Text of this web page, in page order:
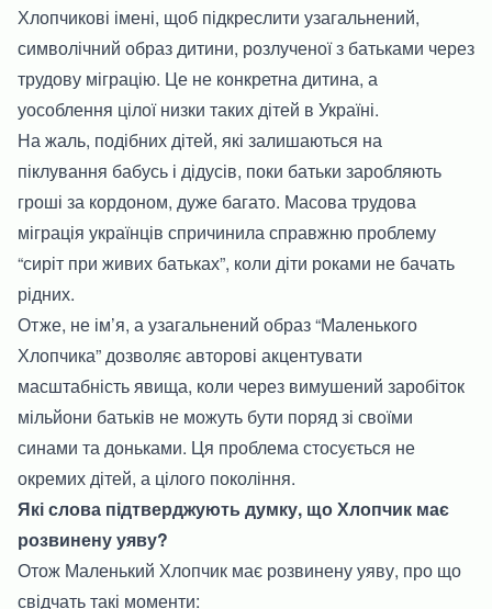
Хлопчикові імені, щоб підкреслити узагальнений,
символічний образ дитини, розлученої з батьками через
трудову міграцію. Це не конкретна дитина, а
уособлення цілої низки таких дітей в Україні.
На жаль, подібних дітей, які залишаються на
піклування бабусь і дідусів, поки батьки заробляють
гроші за кордоном, дуже багато. Масова трудова
міграція українців спричинила справжню проблему
“сиріт при живих батьках”, коли діти роками не бачать
рідних.
Отже, не ім’я, а узагальнений образ “Маленького
Хлопчика” дозволяє авторові акцентувати
масштабність явища, коли через вимушений заробіток
мільйони батьків не можуть бути поряд зі своїми
синами та доньками. Ця проблема стосується не
окремих дітей, а цілого покоління.
Які слова підтверджують думку, що Хлопчик має
розвинену уяву?
Отож Маленький Хлопчик має розвинену уяву, про що
свідчать такі моменти: